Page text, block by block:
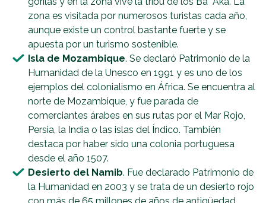
zona es visitada por numerosos turistas cada año,
aunque existe un control bastante fuerte y se
apuesta por un turismo sostenible.
Isla de Mozambique. Se declaró Patrimonio de la
Humanidad de la Unesco en 1991 y es uno de los
ejemplos del colonialismo en África. Se encuentra al
norte de Mozambique, y fue parada de
comerciantes árabes en sus rutas por el Mar Rojo,
Persia, la India o las islas del Índico. También
destaca por haber sido una colonia portuguesa
desde el año 1507.
Desierto del Namib. Fue declarado Patrimonio de
la Humanidad en 2003 y se trata de un desierto rojo